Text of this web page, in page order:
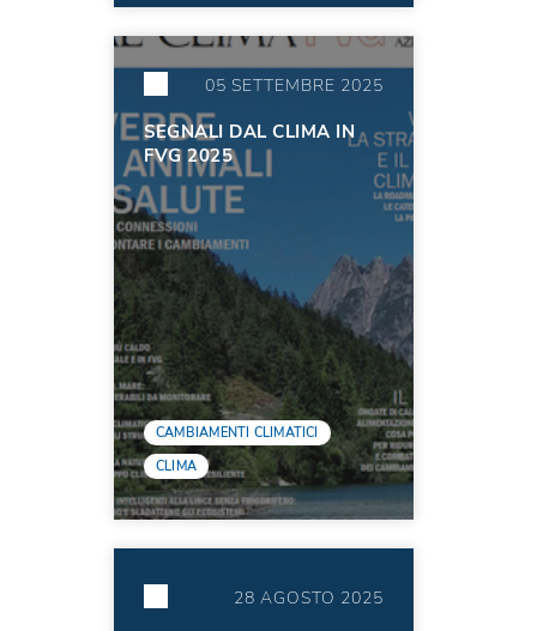
05 SETTEMBRE 2025
SEGNALI DAL CLIMA IN
FVG 2025
CAMBIAMENTI CLIMATICI
CLIMA
28 AGOSTO 2025